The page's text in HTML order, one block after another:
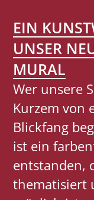
EIN
UNSER
MURAL
Wer unsere
Kurzem von
Blickfang
ist ein
entstanden,
thematisiert